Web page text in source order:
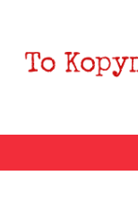
содержанию